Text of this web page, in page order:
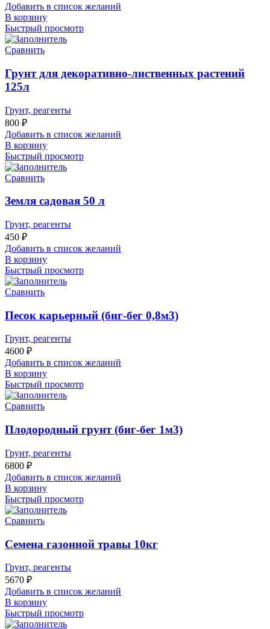
Добавить в список желаний
В корзину
Быстрый просмотр
Сравнить
Грунт для декоративно-лиственных растений
125л
Грунт, реагенты
800 ₽
Добавить в список желаний
В корзину
Быстрый просмотр
Сравнить
Земля садовая 50 л
Грунт, реагенты
450 ₽
Добавить в список желаний
В корзину
Быстрый просмотр
Сравнить
Песок карьерный (биг-бег 0,8м3)
Грунт, реагенты
4600 ₽
Добавить в список желаний
В корзину
Быстрый просмотр
Сравнить
Плодородный грунт (биг-бег 1м3)
Грунт, реагенты
6800 ₽
Добавить в список желаний
В корзину
Быстрый просмотр
Сравнить
Семена газонной травы 10кг
Грунт, реагенты
5670 ₽
Добавить в список желаний
В корзину
Быстрый просмотр